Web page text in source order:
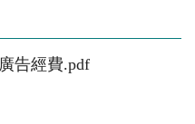
告經費.pdf